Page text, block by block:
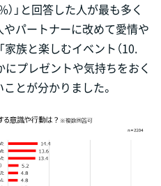
」と回答した人が最も多く
やパートナーに改めて愛情や
家族と楽しむイベント（10.
にプレゼントや気持ちをおく
とが分かりました。